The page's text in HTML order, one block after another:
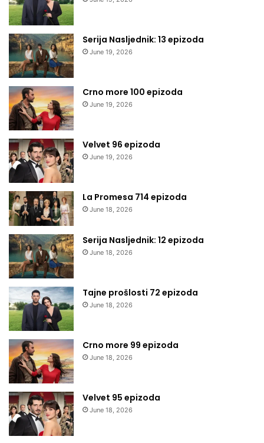
Serija Nasljednik: 13 epizoda
June 19, 2026
Crno more 100 epizoda
June 19, 2026
Velvet 96 epizoda
June 19, 2026
La Promesa 714 epizoda
June 18, 2026
Serija Nasljednik: 12 epizoda
June 18, 2026
Tajne prošlosti 72 epizoda
June 18, 2026
Crno more 99 epizoda
June 18, 2026
Velvet 95 epizoda
June 18, 2026